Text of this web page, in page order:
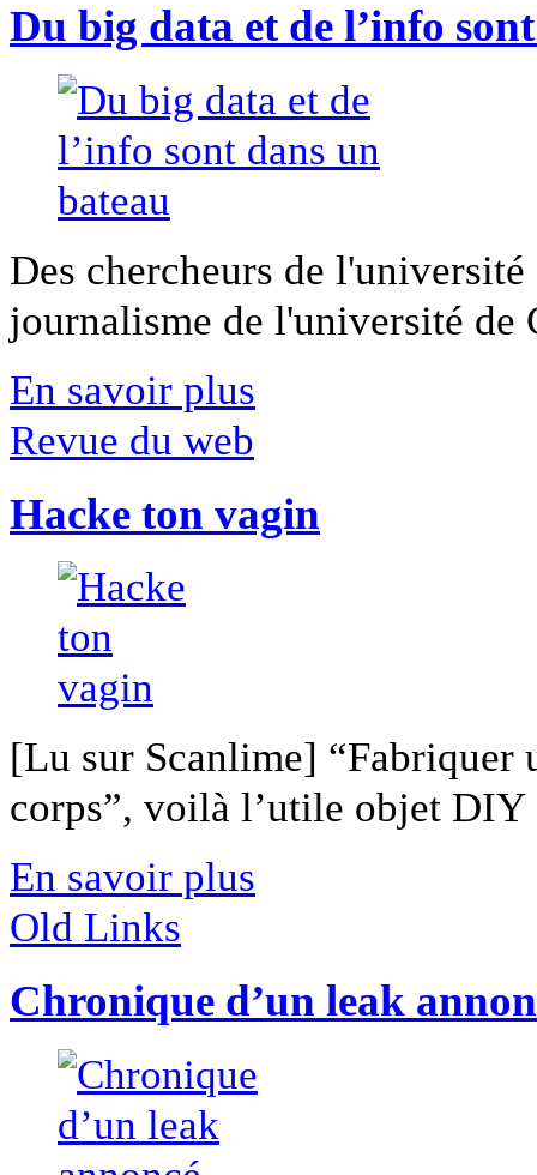
Du big data et de l’info
Des chercheurs de
journalisme de l'université
En savoir plus
Revue du web
Hacke ton vagin
[Lu sur Scanlime] “Fabriquer
corps”, voilà l’utile objet
En savoir plus
Old Links
Chronique d’un leak